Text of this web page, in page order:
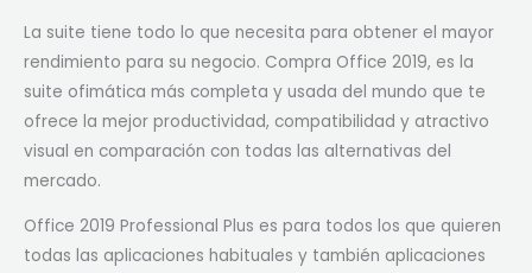
La suite tiene todo lo que necesita para obtener el mayor
rendimiento para su negocio. Compra Office 2019, es la
suite ofimática más completa y usada del mundo que te
ofrece la mejor productividad, compatibilidad y atractivo
visual en comparación con todas las alternativas del
mercado.
Office 2019 Professional Plus es para todos los que quieren
todas las aplicaciones habituales y también aplicaciones